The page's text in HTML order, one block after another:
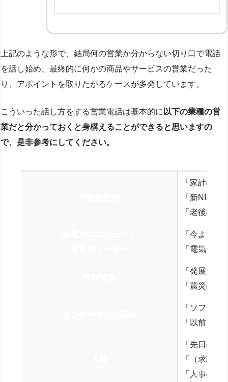
上記のような形で、結局何の営業か分からない切り口で電話
を話し始め、最終的に何かの商品やサービスの営業だった
り、アポイントを取りたがるケースが多発しています。
こういった話し方をする営業電話は基本的に 以下の業種の営
業だと分かっておくと身構えることができると思いますの
で、是非参考にしてください。
「家計の見
「新NISA
「老後の
「今より
「電気代を
「発展途
「震災の
「ソフト
「以前、
「先日の
「（求職
「人事の方